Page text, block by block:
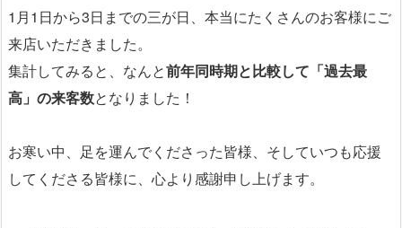
1月1日から3日までの三が日、本当にたくさんのお客様にご
来店いただきました。
集計してみると、なんと前年同時期と比較して「過去最
高」の来客数となりました！
お寒い中、足を運んでくださった皆様、そしていつも応援
してくださる皆様に、心より感謝申し上げます。